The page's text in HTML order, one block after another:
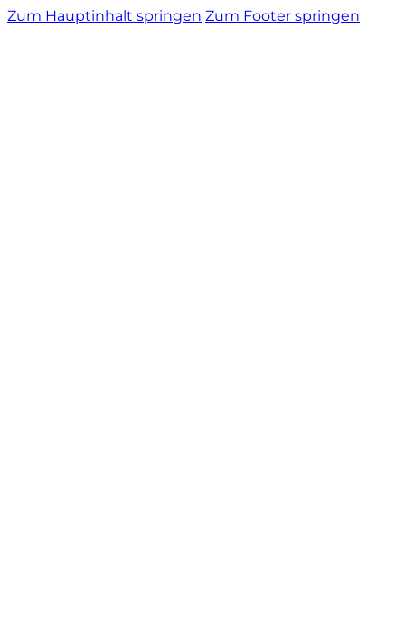
Zum Hauptinhalt springen Zum Footer springen